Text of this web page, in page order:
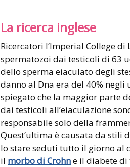
La ricerca inglese
Ricercatori l’Imperial College
spermatozoi dai testicoli di 63
dello sperma eiaculato degli
danno al Dna era del 40%
spiegato che la maggior parte
dai testicoli all’eiaculazione
responsabile solo della
Quest’ultima è causata da stili
lo stare seduti tutto il giorno al
il morbo di Crohne il diabete di